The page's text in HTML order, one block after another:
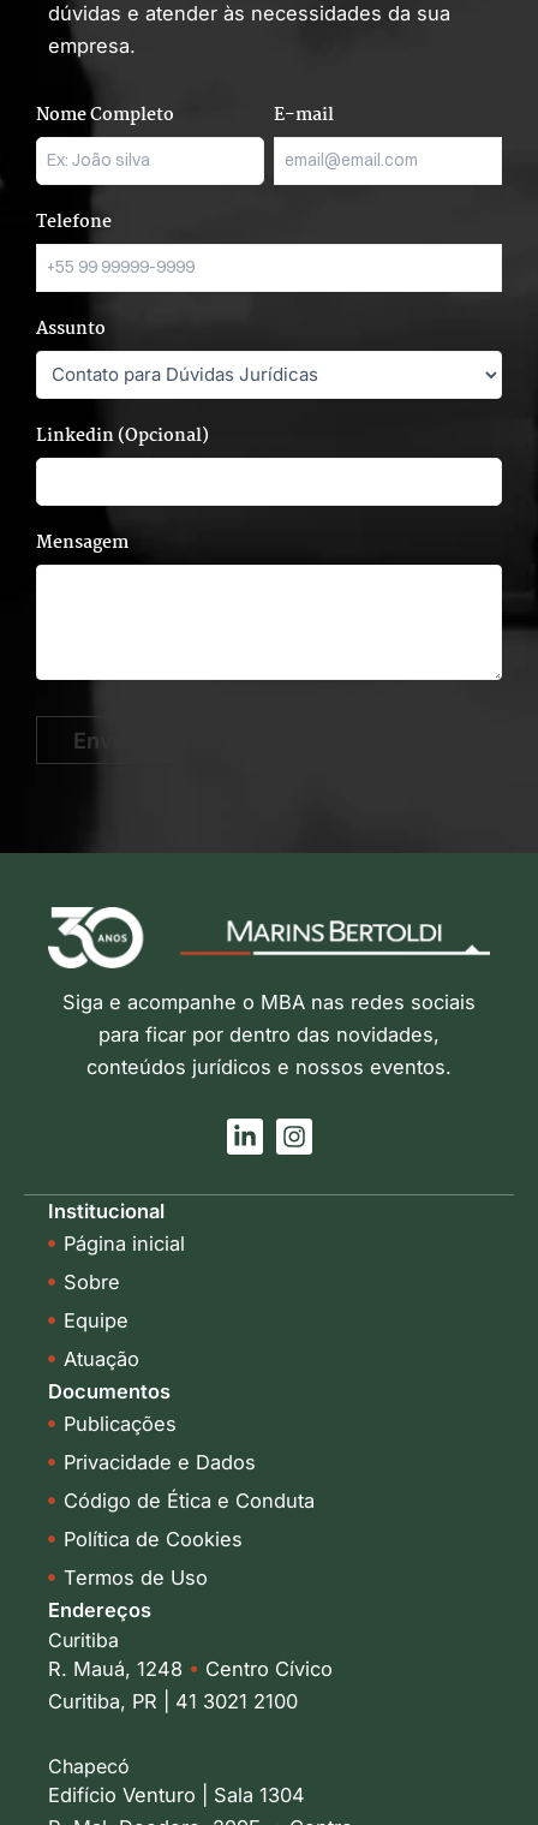
dúvidas e atender às necessidades da sua
empresa.
Nome Completo E-mail
Telefone
Assunto
Linkedin (Opcional)
Mensagem
Enviar
Siga e acompanhe o MBA nas redes sociais
para ficar por dentro das novidades,
conteúdos jurídicos e nossos eventos.
L
i
k
I
n
t
Institucional
Página inicial
Sobre
Equipe
Atuação
Documentos
Publicações
Privacidade e Dados
Código de Ética e Conduta
Política de Cookies
Termos de Uso
Endereços
Curitiba
R. Mauá, 1248 • Centro Cívico
Curitiba, PR | 41 3021 2100
Chapecó
Edifício Venturo | Sala 1304